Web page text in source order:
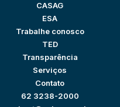
CASAG
ESA
Trabalhe conosco
TED
Transparência
Serviços
Contato
62 3238-2000